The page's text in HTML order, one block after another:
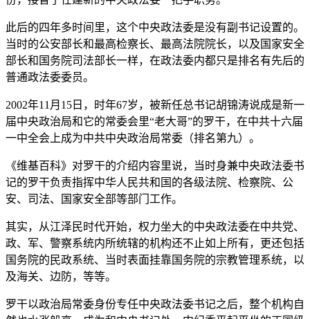
此后的四年多时间里，这个中央政法委是没有副书记设置的。
当时的公安部长和最高检察长、最高法院院长，以及国家安全
部长和国务院司法部长一样，在政法委内都只是排名有先后的
普通政法委委员。
2002年11月15日，时年67岁，被新任总书记胡锦涛说成是新一
届中央政治局和它的常委会里“老大哥”的罗干，在中共十六届
一中全会上成为中共中央政治局常委（排名第九）。
《维基百科》对罗干的介绍内容里说，当时身兼中央政法委书
记的罗干负责指挥中华人民共和国的各级法院、检察院、公
安、司法、国家安全部等部门工作。
其实，从江泽民时代开始，权力坐大的中央政法委在中共党、
政、军、警察系统内所统辖的机构还不止如上所有，更还包括
国务院的民政系统、当时表面挂靠国务院的宗教管理系统，以
及海关、边防，等等。
罗干以政治局常委身份专任中央政法委书记之后，整个机构自